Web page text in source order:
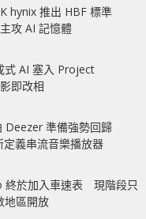
hynix 推出 HBF 標準
攻 AI 記憶體
式 AI 塞入 Project
即改相
Deezer 準備強勢回歸
義串流音樂播放器
終於加入車速表 現階段只
地區開放